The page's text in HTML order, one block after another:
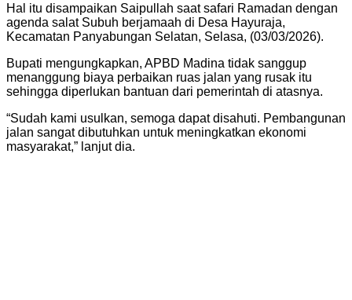
Hal itu disampaikan Saipullah saat safari Ramadan dengan
agenda salat Subuh berjamaah di Desa Hayuraja,
Kecamatan Panyabungan Selatan, Selasa, (03/03/2026).
Bupati mengungkapkan, APBD Madina tidak sanggup
menanggung biaya perbaikan ruas jalan yang rusak itu
sehingga diperlukan bantuan dari pemerintah di atasnya.
“Sudah kami usulkan, semoga dapat disahuti. Pembangunan
jalan sangat dibutuhkan untuk meningkatkan ekonomi
masyarakat,” lanjut dia.